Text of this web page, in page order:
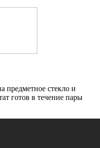
предметное стекло и
готов в течение пары